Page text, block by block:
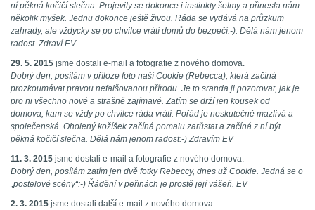
ní pěkná kočičí slečna. Projevily se dokonce i instinkty šelmy a přinesla nám
několik myšek. Jednu dokonce ještě živou. Ráda se vydává na průzkum
zahrady, ale vždycky se po chvilce vrátí domů do bezpečí:-). Dělá nám jenom
radost. Zdraví EV
29. 5. 2015 jsme dostali e-mail a fotografie z nového domova.
Dobrý den, posílám v příloze foto naší Cookie (Rebecca), která začíná
prozkoumávat pravou nefalšovanou přírodu. Je to sranda ji pozorovat, jak je
pro ni všechno nové a strašně zajímavé. Zatím se drží jen kousek od
domova, kam se vždy po chvilce ráda vrátí. Pořád je neskutečně mazlivá a
společenská. Oholený kožíšek začíná pomalu zarůstat a začíná z ní být
pěkná kočičí slečna. Dělá nám jenom radost:-) Zdravím EV
11. 3. 2015 jsme dostali e-mail a fotografie z nového domova.
Dobrý den, posílám zatím jen dvě fotky Rebeccy, dnes už Cookie. Jedná se o
„postelové scény“:-) Řádění v peřinách je prostě její vášeň. EV
2. 3. 2015 jsme dostali další e-mail z nového domova.